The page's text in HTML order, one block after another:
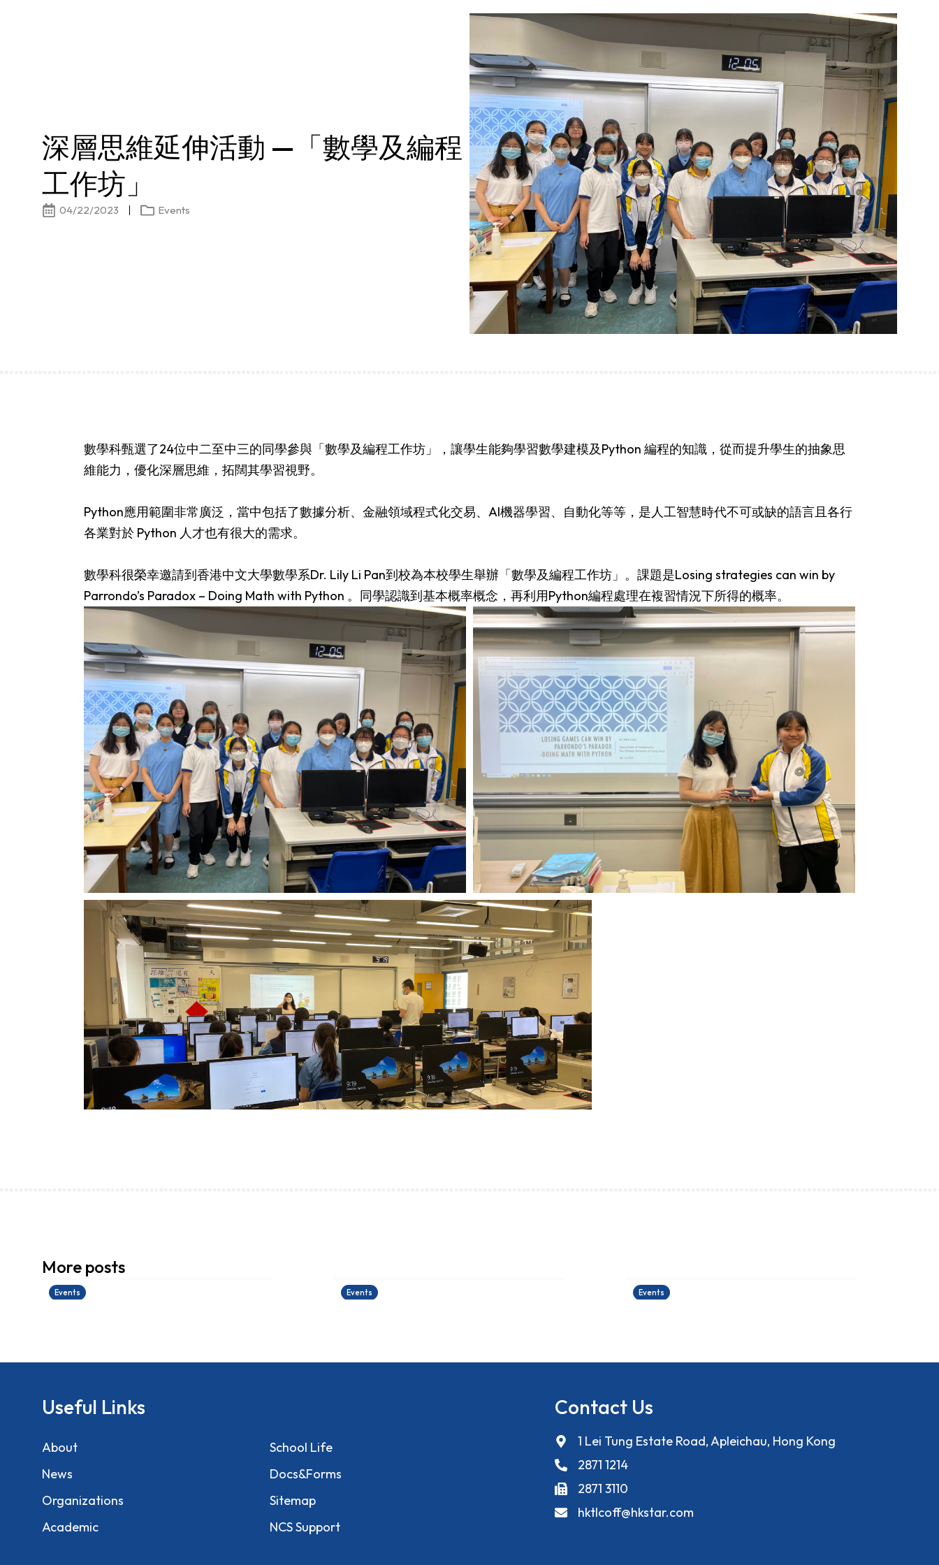
深層思維延伸活動 —「數學及編程
工作坊」
04/22/2023 Events
數學科甄選了24位中二至中三的同學參與「數學及編程工作坊」，讓學生能夠學習數學建模及Python 編程的知識，從而提升學生的抽象思
維能力，優化深層思維，拓闊其學習視野。
Python應用範圍非常廣泛，當中包括了數據分析、金融領域程式化交易、AI機器學習、自動化等等，是人工智慧時代不可或缺的語言且各行
各業對於 Python 人才也有很大的需求。
數學科很榮幸邀請到香港中文大學數學系Dr. Lily Li Pan到校為本校學生舉辦「數學及編程工作坊」。課題是Losing strategies can win by
Parrondo’s Paradox – Doing Math with Python 。同學認識到基本概率概念，再利用Python編程處理在複習情況下所得的概率。
More posts
Events
28/06/2026
Events Events
Useful Links
About
News
Organizations
Academic
School Life
Docs&Forms
Sitemap
NCS Support
Contact Us
1 Lei Tung Estate Road, Apleichau, Hong Kong
2871 1214
2871 3110
hktlcoff@hkstar.com